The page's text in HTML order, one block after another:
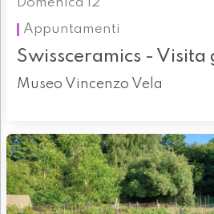
Domenica 12
Appuntamenti
Swissceramics - Visita
Museo Vincenzo Vela